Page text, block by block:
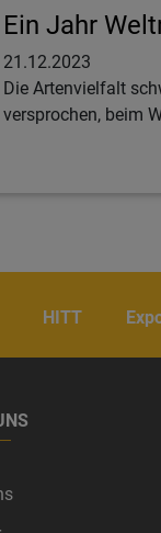
Ein Jahr
21.12.2023
Die Artenvielfalt
versprochen, beim
HITT